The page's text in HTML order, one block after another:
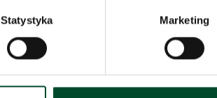
Statystyka Marketing